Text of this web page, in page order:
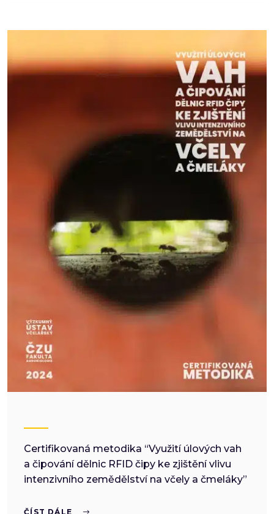
Certifikovaná metodika “Využití úlových vah
a čipování dělnic RFID čipy ke zjištění vlivu
intenzivního zemědělství na včely a čmeláky”
ČÍST DÁLE